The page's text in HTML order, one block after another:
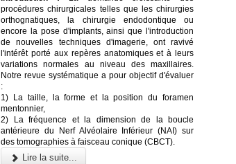
procédures chirurgicales telles que les chirurgies
orthognatiques, la chirurgie endodontique ou
encore la pose d'implants, ainsi que l'introduction
de nouvelles techniques d'imagerie, ont ravivé
l'intérêt porté aux repères anatomiques et à leurs
variations normales au niveau des maxillaires.
Notre revue systématique a pour objectif d'évaluer
:
1) La taille, la forme et la position du foramen
mentonnier,
2) La fréquence et la dimension de la boucle
antérieure du Nerf Alvéolaire Inférieur (NAI) sur
des tomographies à faisceau conique (CBCT).
Lire la suite...